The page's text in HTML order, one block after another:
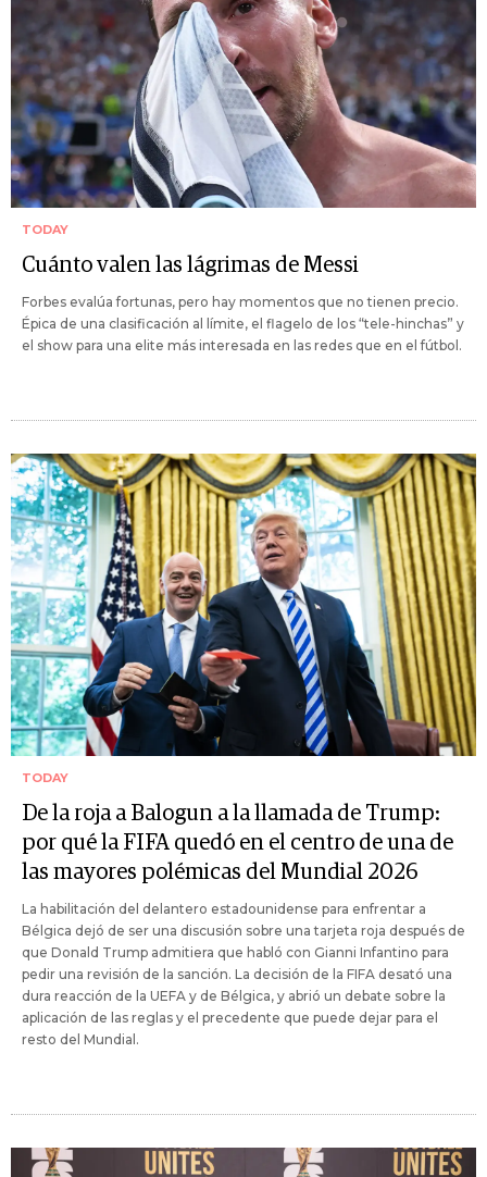
TODAY
Cuánto valen las lágrimas de Messi
Forbes evalúa fortunas, pero hay momentos que no tienen precio.
Épica de una clasificación al límite, el flagelo de los “tele-hinchas” y
el show para una elite más interesada en las redes que en el fútbol.
TODAY
De la roja a Balogun a la llamada de Trump:
por qué la FIFA quedó en el centro de una de
las mayores polémicas del Mundial 2026
La habilitación del delantero estadounidense para enfrentar a
Bélgica dejó de ser una discusión sobre una tarjeta roja después de
que Donald Trump admitiera que habló con Gianni Infantino para
pedir una revisión de la sanción. La decisión de la FIFA desató una
dura reacción de la UEFA y de Bélgica, y abrió un debate sobre la
aplicación de las reglas y el precedente que puede dejar para el
resto del Mundial.